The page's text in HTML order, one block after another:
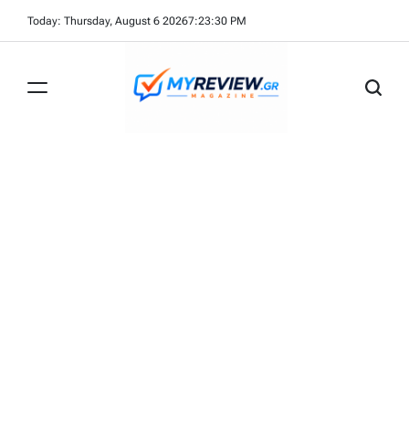
Today: Thursday, August 6 20267:23:30 PM